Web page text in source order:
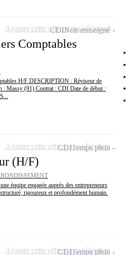
Comptables
H/F DESCRIPTION : Réviseur de
: Massy (91) Contrat : CDI Date de début :
CDINon renseigné
Ajouter cette offre à ma sélection
(H/F)
équipe engagée auprès des entrepreneurs
rigoureux et profondément humain.
CDITemps plein
Ajouter cette offre à ma sélection
CDITemps plein
Ajouter cette offre à ma sélection